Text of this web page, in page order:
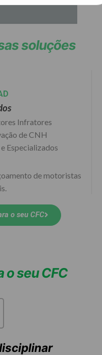
soluções
Infratores
de CNH
Especializados
de motoristas
o seu CFC
o seu CFC